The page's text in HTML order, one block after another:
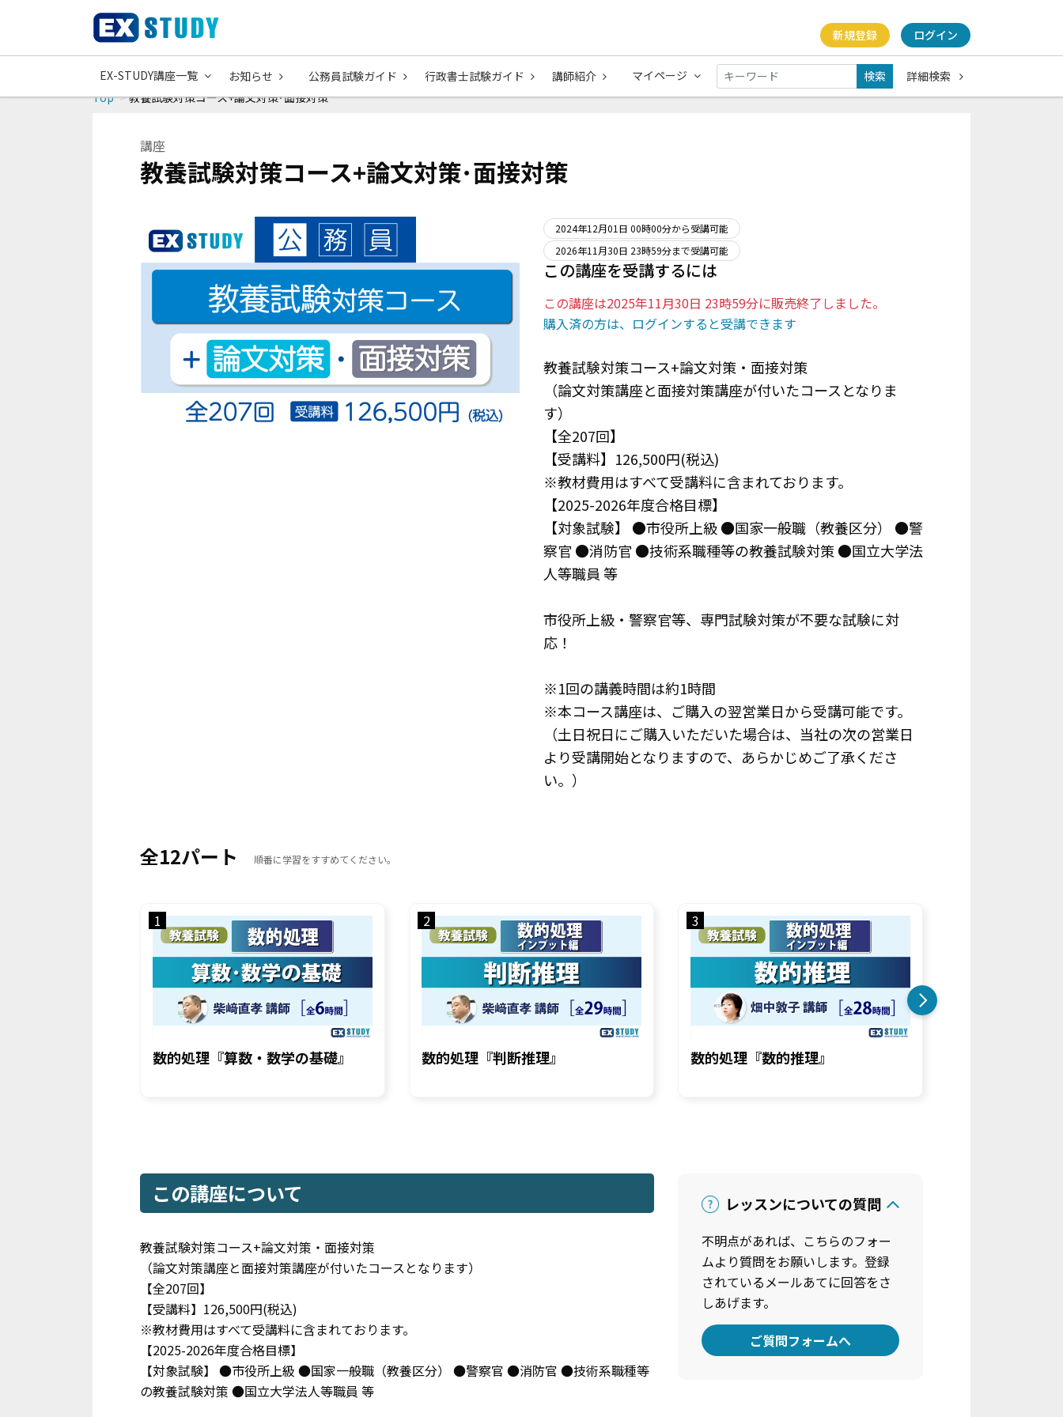
新規登録 ログイン
EX-STUDY講座一覧 お知らせ 公務員試験ガイド 行政書士試験ガイド 講師紹介 マイページ 検索
詳細検索
Top
教養試験対策コース+論文対策･面接対策
講座
教養試験対策コース+論文対策･面接対策
2024年12月01日 00時00分から受講可能
2026年11月30日 23時59分まで受講可能
この講座を受講するには
この講座は2025年11月30日 23時59分に販売終了しました。
購入済の方は、ログインすると受講できます
教養試験対策コース+論文対策・面接対策
（論文対策講座と面接対策講座が付いたコースとなりま
す）
【全207回】
【受講料】126,500円(税込)
※教材費用はすべて受講料に含まれております。
【2025-2026年度合格目標】
【対象試験】 ●市役所上級 ●国家一般職（教養区分） ●警
察官 ●消防官 ●技術系職種等の教養試験対策 ●国立大学法
人等職員 等
市役所上級・警察官等、専門試験対策が不要な試験に対
応！
※1回の講義時間は約1時間
※本コース講座は、ご購入の翌営業日から受講可能です。
（土日祝日にご購入いただいた場合は、当社の次の営業日
より受講開始となりますので、あらかじめご了承くださ
い。）
全12パート 順番に学習をすすめてください。
1
数的処理『算数・数学の基礎』
2
数的処理『判断推理』
3
数的処理『数的推理』
この講座について
教養試験対策コース+論文対策・面接対策
（論文対策講座と面接対策講座が付いたコースとなります）
【全207回】
【受講料】126,500円(税込)
※教材費用はすべて受講料に含まれております。
【2025-2026年度合格目標】
【対象試験】 ●市役所上級 ●国家一般職（教養区分） ●警察官 ●消防官 ●技術系職種等
の教養試験対策 ●国立大学法人等職員 等
レッスンについての質問
不明点があれば、こちらのフォー
ムより質問をお願いします。登録
されているメールあてに回答をさ
しあげます。
ご質問フォームへ